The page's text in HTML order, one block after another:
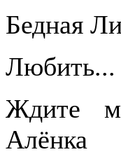
Бедная
Любить...
Ждите
Алёнка